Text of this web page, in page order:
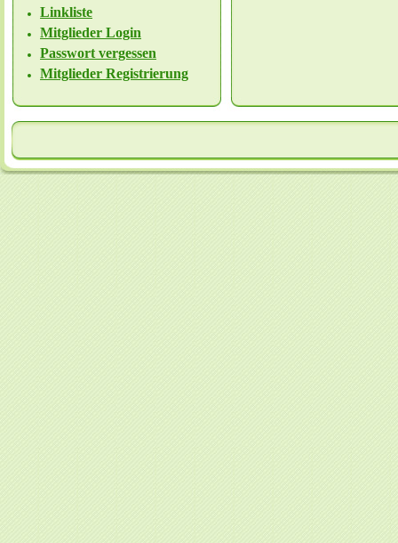
Linkliste
Mitglieder Login
Passwort vergessen
Mitglieder Registrierung